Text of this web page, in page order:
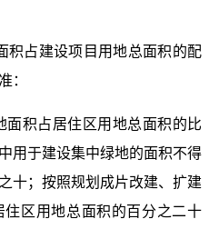
积占建设项目用地总面积的配
：
面积占居住区用地总面积的比
用于建设集中绿地的面积不得
十；按照规划成片改建、扩建
区用地总面积的百分之二十